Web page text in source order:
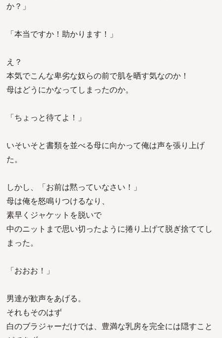
か？」
「本当ですか！助かります！」
え？
本気でこんな卑劣な奴らの前で肌を晒す気なのか！
母はどうにかなってしまったのか。
「ちょっと待てよ！」
いそいそと書類を並べる母に向かって俺は声を張り上げ
た。
しかし、「お前は黙っていなさい！」
母は俺を怒鳴りつけるなり、
素早くジャケットを脱いで
中のニットまで思い切ったように捲り上げて脱ぎ捨ててし
まった。
「おおお！」
男達が歓声をあげる。
それもそのはず
白のブラジャーだけでは、豊満な乳房を完全には隠すこと